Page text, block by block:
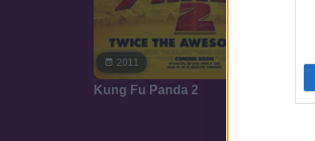
2011
Kung Fu Panda 2